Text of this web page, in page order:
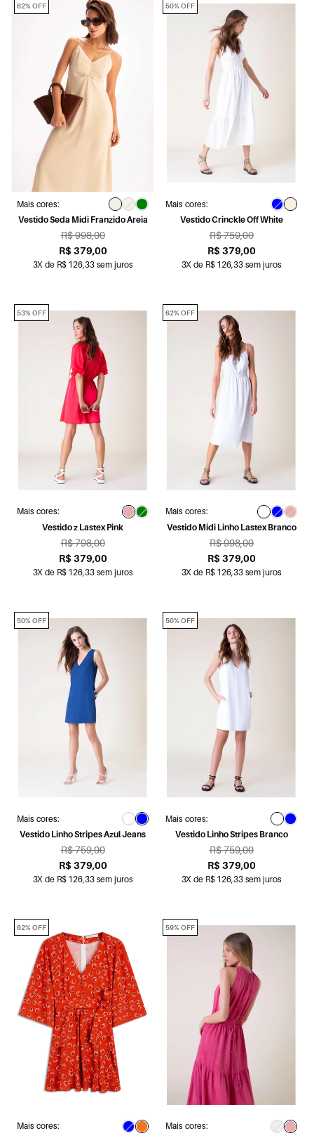
Mais cores:
Vestido Seda Midi Franzido Areia
R$ 998,00
R$ 379,00
3X de R$ 126,33 sem juros
62% OFF
Mais cores:
Vestido Crinckle Off White
R$ 759,00
R$ 379,00
3X de R$ 126,33 sem juros
50% OFF
Mais cores:
Vestido z Lastex Pink
R$ 798,00
R$ 379,00
3X de R$ 126,33 sem juros
53% OFF
Mais cores:
Vestido Midi Linho Lastex Branco
R$ 998,00
R$ 379,00
3X de R$ 126,33 sem juros
62% OFF
Mais cores:
Vestido Linho Stripes Azul Jeans
R$ 759,00
R$ 379,00
3X de R$ 126,33 sem juros
50% OFF
Mais cores:
Vestido Linho Stripes Branco
R$ 759,00
R$ 379,00
3X de R$ 126,33 sem juros
50% OFF
Mais cores:
62% OFF
Mais cores:
59% OFF